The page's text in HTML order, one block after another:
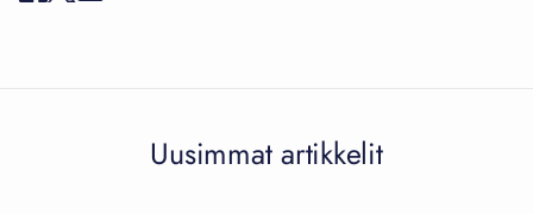
Uusimmat artikkelit